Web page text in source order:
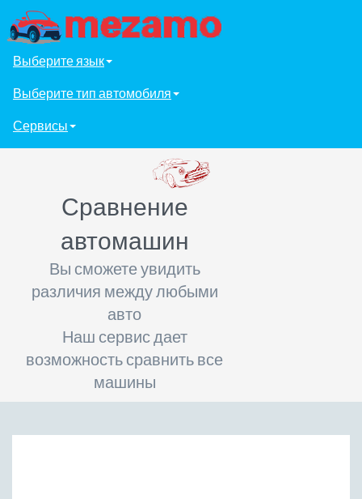
Выберите язык
Выберите тип автомобиля
Сервисы
Сравнение
автомашин
Вы сможете увидить
различия между любыми
авто
Наш сервис дает
возможность сравнить все
машины